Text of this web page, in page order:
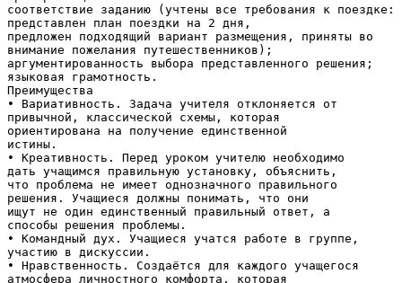
соответствие заданию (учтены все требования к поездке:
представлен план поездки на 2 дня,
предложен подходящий вариант размещения, приняты во
внимание пожелания путешественников);
аргументированность выбора представленного решения;
языковая грамотность.
Преимущества
• Вариативность. Задача учителя отклоняется от
привычной, классической схемы, которая
ориентирована на получение единственной
истины.
• Креативность. Перед уроком учителю необходимо
дать учащимся правильную установку, объяснить,
что проблема не имеет однозначного правильного
решения. Учащиеся должны понимать, что они
ищут не один единственный правильный ответ, а
способы решения проблемы.
• Командный дух. Учащиеся учатся работе в группе,
участию в дискуссии.
• Нравственность. Создаётся для каждого учащегося
атмосфера личностного комфорта, которая